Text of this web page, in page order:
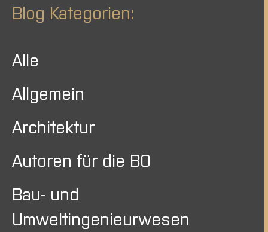
Blog Kategorien:
Alle
Allgemein
Architektur
Autoren für die BO
Bau- und
Umweltingenieurwesen